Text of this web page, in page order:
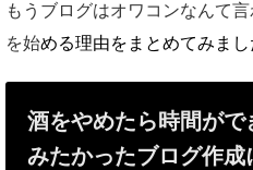
もうブログはオワコンなんて
を始める理由をまとめてみまし
酒をやめたら時間が
みたかったブログ作成